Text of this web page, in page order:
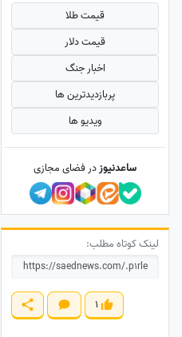
قیمت طلا
قیمت دلار
اخبار جنگ
پربازدید‌ترین ها
ویدیو ها
ساعدنیوزدر فضای مجازی
لینک کوتاه مطلب:
1